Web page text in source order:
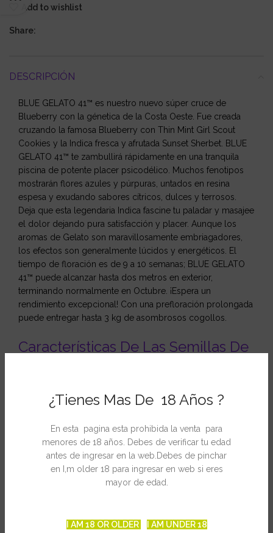
¿Tienes Mas De 18 Años ?
En esta pagina esta prohibida la venta para
menores de 18 años. Debes de verificar tu edad
antes de ingresar en la web.Debes de pinchar
en I,m older 18 para ingresar en web si eres
mayor de edad.
I AM 18 OR OLDER I AM UNDER 18
Add to wishlist
Share:
DESCRIPCIÓN
BLUE GELATO 41™ es nuestro nuevo súper cruce de
Blueberry con la génetica de la Costa Oeste. Fue creada
cruzando la famosa Blueberry con Thin Mint Girl Scout
Cookies y la Indica fresca y afrutada Sunset Sherbet. BLUE
GELATO 41™ te zambullirá rápidamente en una tranquila
piscina de potente placer psicodélico. Muchos fenotipos
mostrarán flores azules y púrpuras, untados en resina
espesa y exudando sabores cítricos, dulces y terrosos.
Deja que esta legendaria Indica fascine tu paladar y masajee
el dolor dejando pura satisfacción y placer. Aunque los
aromas de Gelato son maravillosamente embriagadores,
los efectos son generalmente lúcidos y energéticos. El
tiempo de floración es de 9 a 10 semanas; BLUE GELATO
41™ puede alcanzar hasta dos metros en exterior,
terminando normalmente en Octubre. ¡Espera un
rendimiento excepcional! Con una prefloración prolongada
puede entregar hasta 3 kg de asombrosos cogollos.
Características De Las Semillas De
SEXO Feminizada
GENOTIPO 60% Indica / 40% Sativa
CRUCE Blueberryx Thin Mint Girl
Scout Cookies
RECOMENDADO
Interior y exterior